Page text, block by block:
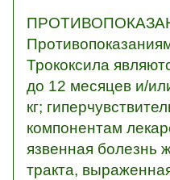
Трококсила
до 12 месяцев и/
кг;
компонентам
язвенная болезнь
тракта,